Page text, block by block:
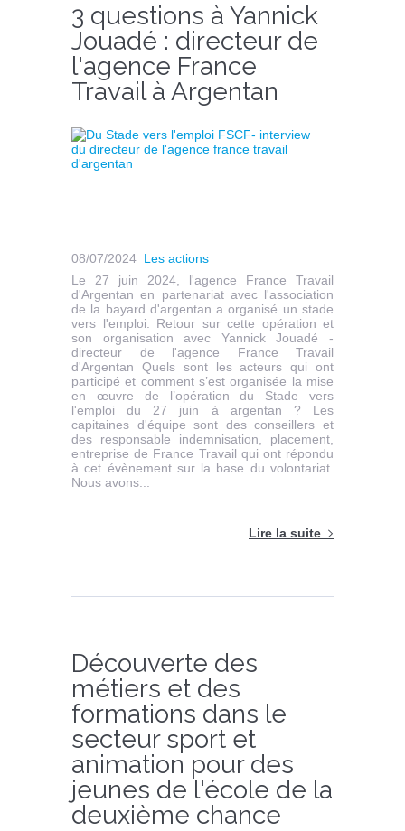
3 questions à Yannick
Jouadé : directeur de
l'agence France
Travail à Argentan
08/07/2024 Les actions
Le 27 juin 2024, l'agence France Travail
d'Argentan en partenariat avec l'association
de la bayard d'argentan a organisé un stade
vers l'emploi. Retour sur cette opération et
son organisation avec Yannick Jouadé -
directeur de l'agence France Travail
d'Argentan Quels sont les acteurs qui ont
participé et comment s’est organisée la mise
en œuvre de l’opération du Stade vers
l'emploi du 27 juin à argentan ? Les
capitaines d'équipe sont des conseillers et
des responsable indemnisation, placement,
entreprise de France Travail qui ont répondu
à cet évènement sur la base du volontariat.
Nous avons...
Lire la suite
Découverte des
métiers et des
formations dans le
secteur sport et
animation pour des
jeunes de l'école de la
deuxième chance